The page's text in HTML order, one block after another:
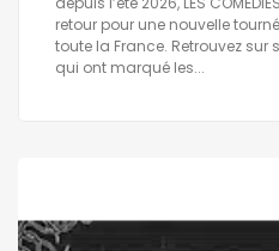
retour pour une nouvelle
toute la France. Retrouvez
qui ont marqué les...